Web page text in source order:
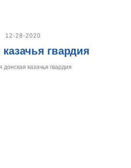
12-28-2020
гвардия
донская казачья гвардия